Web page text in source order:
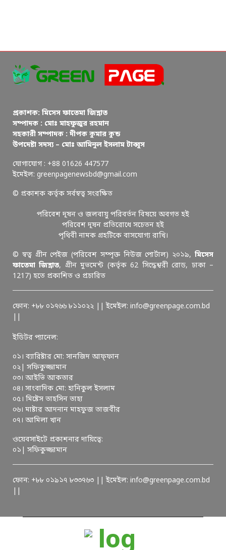
প্রকাশক: মিসেস ফাতেমা জিন্নাত
সম্পাদক : মোঃ মাহফুজুর রহমান
সহকারী সম্পাদক : দীপক কুমার কুন্ড
উপদেষ্টা সদস্য – মোঃ আমিনুল ইসলাম টাব্বুস
যোগাযোগ : +88 01626 447577
ইমেইল: greenpagenewsbd@gmail.com
© প্রকাশক কর্তৃক সর্বস্বত্ব সংরক্ষিত
পরিবেশ দূষন ও জলবায়ু পরিবর্তন বিষয়ে অবগত হই
পরিবেশ দূষন প্রতিরোধে সচেতন হই
পৃথিবী নামক গ্রহটিকে বাসযোগ্য রাখি।
© স্বত্ব গ্রীন পেইজ (পরিবেশ সম্পৃক্ত নিউজ পোর্টাল) ২০১৯, মিসেস
ফাতেমা জিন্নাত, গ্রীন মুভমেন্ট (কর্তৃক 62 সিদ্ধেশ্বরী রোড, ঢাকা –
1217) হতে প্রকাশিত ও প্রচারিত
ফোন: +৮৮ ০১৭৬৬ ৮১১০২২ || ইমেইল: info@greenpage.com.bd
ইডিটর প্যানেল:
০১। ব্যারিষ্টার মো: সানজিদ আফ্ফান
০২| সফিকুজ্জামান
০৩। আইভি আকতার
০৪। সাংবাদিক মো: হানিকুল ইসলাম
০৫। মিষ্টেস তাহসিন তাহা
০৬। মাষ্টার আদনান মাহফুজ তাজবীর
০৭। আমিলা খান
ওয়েবসাইটে প্রকাশনার দায়িত্বে:
০১| সফিকুজ্জামান
ফোন: +৮৮ ০১৯১৭ ৮৩৩৭৬৩ || ইমেইল: info@greenpage.com.bd